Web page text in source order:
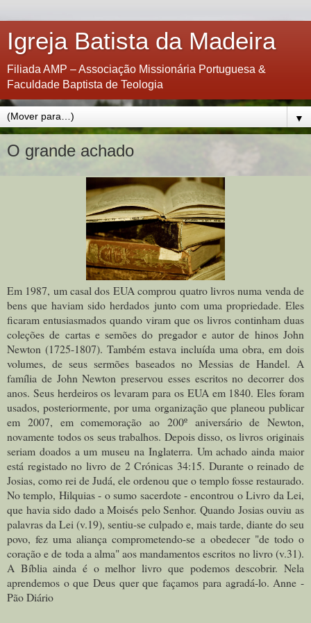
Igreja Batista da Madeira
Filiada AMP – Associação Missionária Portuguesa &
Faculdade Baptista de Teologia
▼
O grande achado
Em 1987, um casal dos EUA comprou quatro livros numa venda de
bens que haviam sido herdados junto com uma propriedade. Eles
ficaram entusiasmados quando viram que os livros continham duas
coleções de cartas e semões do pregador e autor de hinos John
Newton (1725-1807). Também estava incluída uma obra, em dois
volumes, de seus sermões baseados no Messias de Handel. A
família de John Newton preservou esses escritos no decorrer dos
anos. Seus herdeiros os levaram para os EUA em 1840. Eles foram
usados, posteriormente, por uma organização que planeou publicar
em 2007, em comemoração ao 200º aniversário de Newton,
novamente todos os seus trabalhos. Depois disso, os livros originais
seriam doados a um museu na Inglaterra. Um achado ainda maior
está registado no livro de 2 Crónicas 34:15. Durante o reinado de
Josias, como rei de Judá, ele ordenou que o templo fosse restaurado.
No templo, Hilquias - o sumo sacerdote - encontrou o Livro da Lei,
que havia sido dado a Moisés pelo Senhor. Quando Josias ouviu as
palavras da Lei (v.19), sentiu-se culpado e, mais tarde, diante do seu
povo, fez uma aliança comprometendo-se a obedecer "de todo o
coração e de toda a alma" aos mandamentos escritos no livro (v.31).
A Bíblia ainda é o melhor livro que podemos descobrir. Nela
aprendemos o que Deus quer que façamos para agradá-lo. Anne -
Pão Diário